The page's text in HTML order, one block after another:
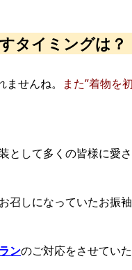
タイミングは？
せんね。
また”着物を
として多くの皆様に愛
召しになっていたお振
ンのご対応をさせてい